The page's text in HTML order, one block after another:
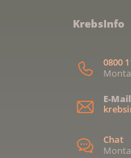
KrebsInfo
0800
E-Mail
Chat